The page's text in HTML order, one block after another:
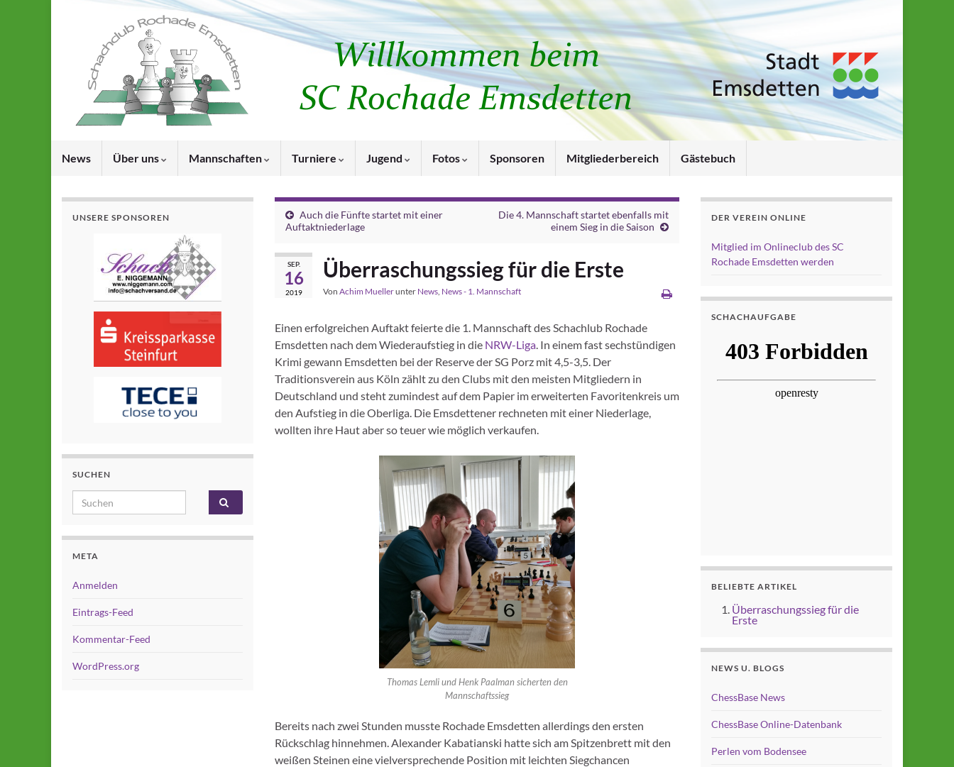
News Über uns Mannschaften Turniere Jugend Fotos Sponsoren Mitgliederbereich Gästebuch
Auch die Fünfte startet mit einer
Auftaktniederlage
Die 4. Mannschaft startet ebenfalls mit
einem Sieg in die Saison
SEP.
16
2019
Überraschungssieg für die Erste
Von Achim Muellerunter News, News - 1. Mannschaft
Einen erfolgreichen Auftakt feierte die 1. Mannschaft des Schachlub Rochade
Emsdetten nach dem Wiederaufstieg in die NRW-Liga. In einem fast sechstündigen
Krimi gewann Emsdetten bei der Reserve der SG Porz mit 4,5-3,5. Der
Traditionsverein aus Köln zählt zu den Clubs mit den meisten Mitgliedern in
Deutschland und steht zumindest auf dem Papier im erweiterten Favoritenkreis um
den Aufstieg in die Oberliga. Die Emsdettener rechneten mit einer Niederlage,
wollten ihre Haut aber so teuer wie möglich verkaufen.
Thomas Lemli und Henk Paalman sicherten den
Mannschaftssieg
Bereits nach zwei Stunden musste Rochade Emsdetten allerdings den ersten
Rückschlag hinnehmen. Alexander Kabatianski hatte sich am Spitzenbrett mit den
weißen Steinen eine vielversprechende Position mit leichten Siegchancen
UNSERE SPONSOREN
SUCHEN
Search for:
META
Anmelden
Eintrags-Feed
Kommentar-Feed
WordPress.org
DER VEREIN ONLINE
Mitglied im Onlineclub des SC
Rochade Emsdetten werden
SCHACHAUFGABE
BELIEBTE ARTIKEL
Überraschungssieg für die
Erste
NEWS U. BLOGS
ChessBase News
ChessBase Online-Datenbank
Perlen vom Bodensee